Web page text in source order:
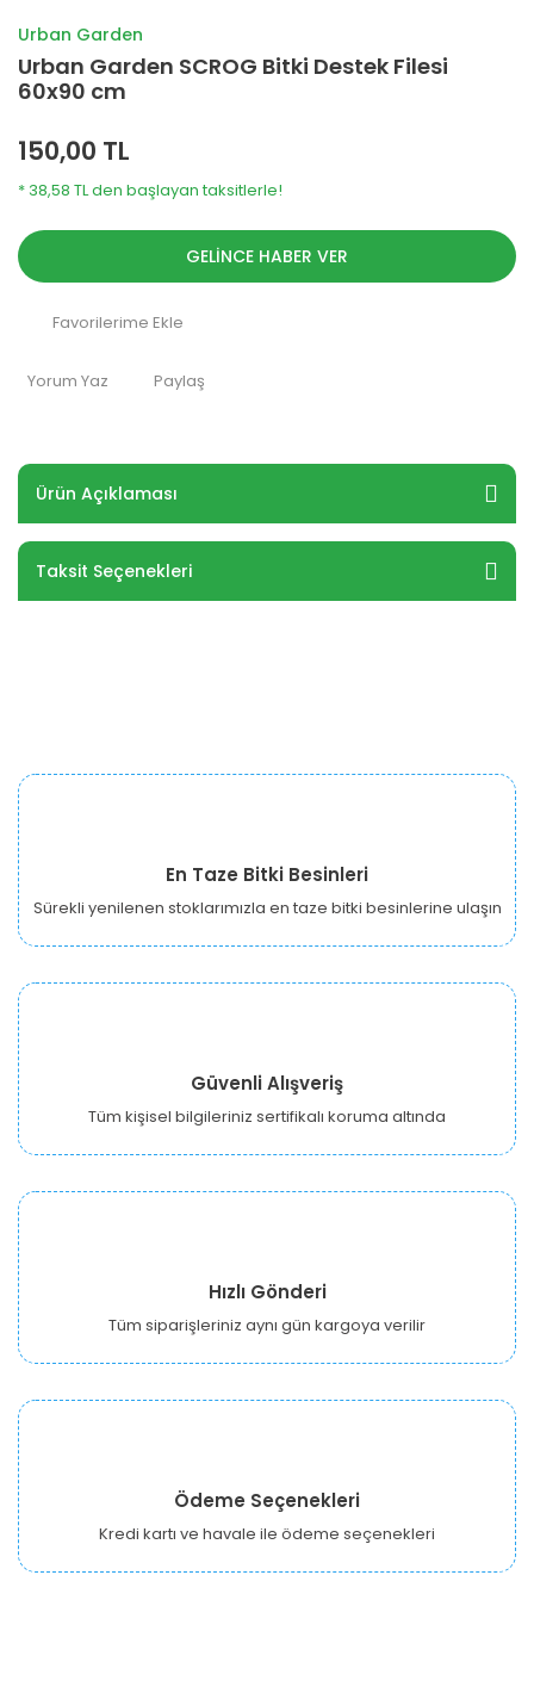
Urban Garden
Urban Garden SCROG Bitki Destek Filesi
60x90 cm
150,00 TL
* 38,58 TL den başlayan taksitlerle!
GELİNCE HABER VER
Yorum Yaz Paylaş
Ürün Açıklaması
Taksit Seçenekleri
En Taze Bitki Besinleri
Sürekli yenilenen stoklarımızla en taze bitki besinlerine ulaşın
Güvenli Alışveriş
Tüm kişisel bilgileriniz sertifikalı koruma altında
Hızlı Gönderi
Tüm siparişleriniz aynı gün kargoya verilir
Ödeme Seçenekleri
Kredi kartı ve havale ile ödeme seçenekleri